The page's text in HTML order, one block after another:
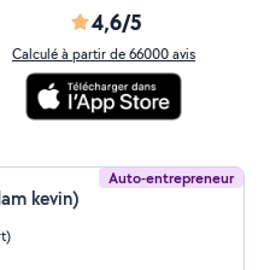
4,6/5
Calculé à partir de 66000 avis
Auto-entrepreneur
kevin)